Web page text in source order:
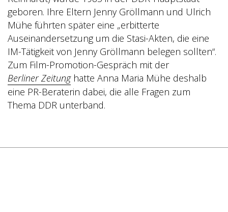
geboren. Ihre Eltern Jenny Gröllmann und Ulrich
Mühe führten später eine „erbitterte
Auseinandersetzung um die Stasi-Akten, die eine
IM-Tätigkeit von Jenny Gröllmann belegen sollten“.
Zum Film-Promotion-Gespräch mit der
Berliner Zeitunghatte Anna Maria Mühe deshalb
eine PR-Beraterin dabei, die alle Fragen zum
Thema DDR unterband.